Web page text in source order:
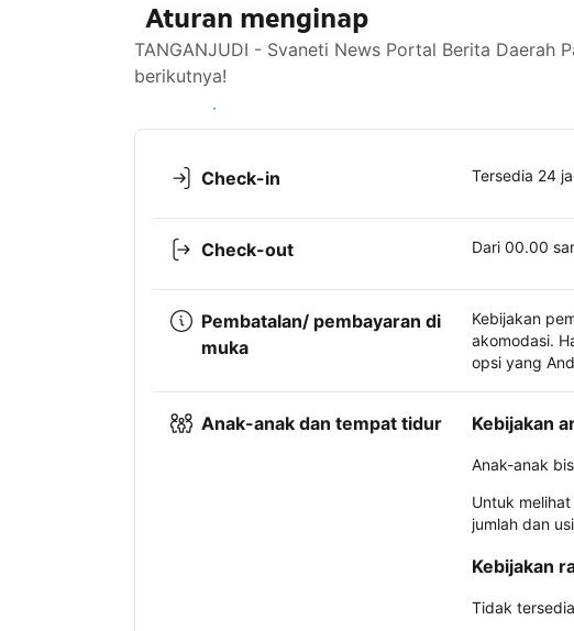
Aturan menginap
TANGANJUDI - Svaneti News Portal Berita Daerah
berikutnya!
Lihat ketersediaan
Check-in Tersedia 24
Check-out Dari 00.00
Pembatalan/ pembayaran di
muka
Kebijakan
akomodasi.
opsi yang
Anak-anak dan tempat tidur Kebijakan
Anak-anak
Untuk
jumlah dan
Kebijakan
Tidak